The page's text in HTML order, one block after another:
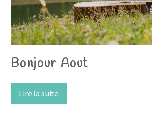
Bonjour Aout
Lire la suite